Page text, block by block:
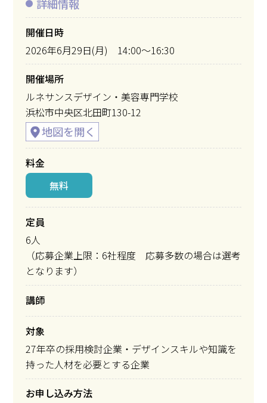
詳細情報
開催日時
2026年6月29日(月) 14:00～16:30
開催場所
ルネサンスデザイン・美容専門学校
浜松市中央区北田町130-12
料金
無料
定員
6人
（応募企業上限：6社程度 応募多数の場合は選考
となります）
講師
対象
27年卒の採用検討企業・デザインスキルや知識を
持った人材を必要とする企業
お申し込み方法